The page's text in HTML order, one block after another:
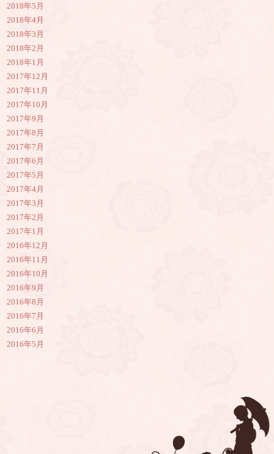
2018年5月
2018年4月
2018年3月
2018年2月
2018年1月
2017年12月
2017年11月
2017年10月
2017年9月
2017年8月
2017年7月
2017年6月
2017年5月
2017年4月
2017年3月
2017年2月
2017年1月
2016年12月
2016年11月
2016年10月
2016年9月
2016年8月
2016年7月
2016年6月
2016年5月